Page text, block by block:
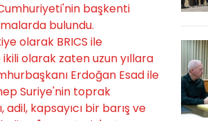
başkenti
bulundu.
olarak BRICS ile
olarak zaten uzun yıllara
Erdoğan Esad ile
Suriye'nin toprak
kapsayıcı bir barış ve